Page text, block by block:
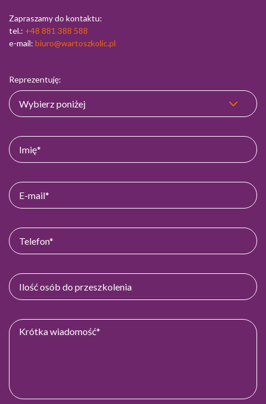
Zapraszamy do kontaktu:
tel.: +48 881 388 588
e-mail: biuro@wartoszkolic.pl
Reprezentuję: